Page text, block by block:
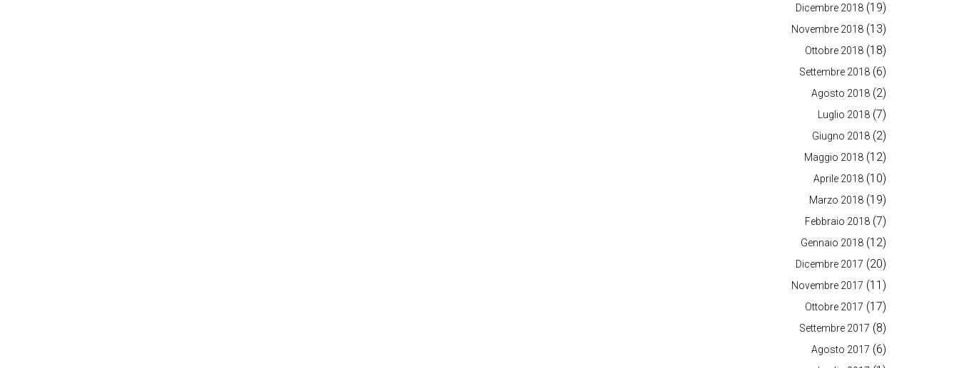
Dicembre 2018 (19)
Novembre 2018 (13)
Ottobre 2018 (18)
Settembre 2018 (6)
Agosto 2018 (2)
Luglio 2018 (7)
Giugno 2018 (2)
Maggio 2018 (12)
Aprile 2018 (10)
Marzo 2018 (19)
Febbraio 2018 (7)
Gennaio 2018 (12)
Dicembre 2017 (20)
Novembre 2017 (11)
Ottobre 2017 (17)
Settembre 2017 (8)
Agosto 2017 (6)